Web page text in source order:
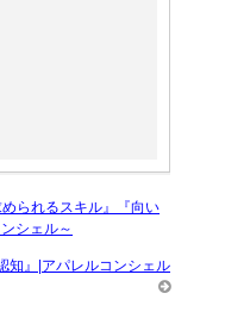
られるスキル』『向い
シェル～
知』|アパレルコンシェル